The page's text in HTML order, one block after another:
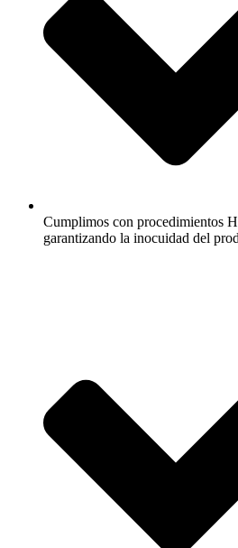
Cumplimos con procedimientos
garantizando la inocuidad del